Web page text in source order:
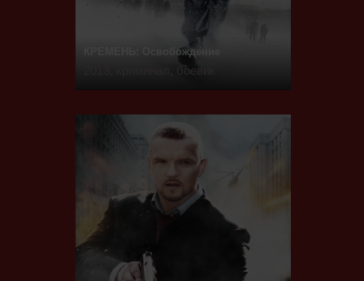
КРЕМЕНЬ: Освобождение
2013, криминал, боевик